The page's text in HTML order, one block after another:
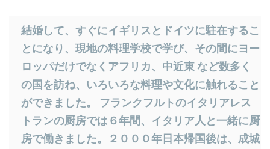
結婚して、すぐにイギリスとドイツに駐在するこ
とになり、現地の料理学校で学び、その間にヨー
ロッパだけでなくアフリカ、中近東 など数多く
の国を訪ね、いろいろな料理や文化に触れること
ができました。 フランクフルトのイタリアレス
トランの厨房では６年間、イタリア人と一緒に厨
房で働きました。２０００年日本帰国後は、成城